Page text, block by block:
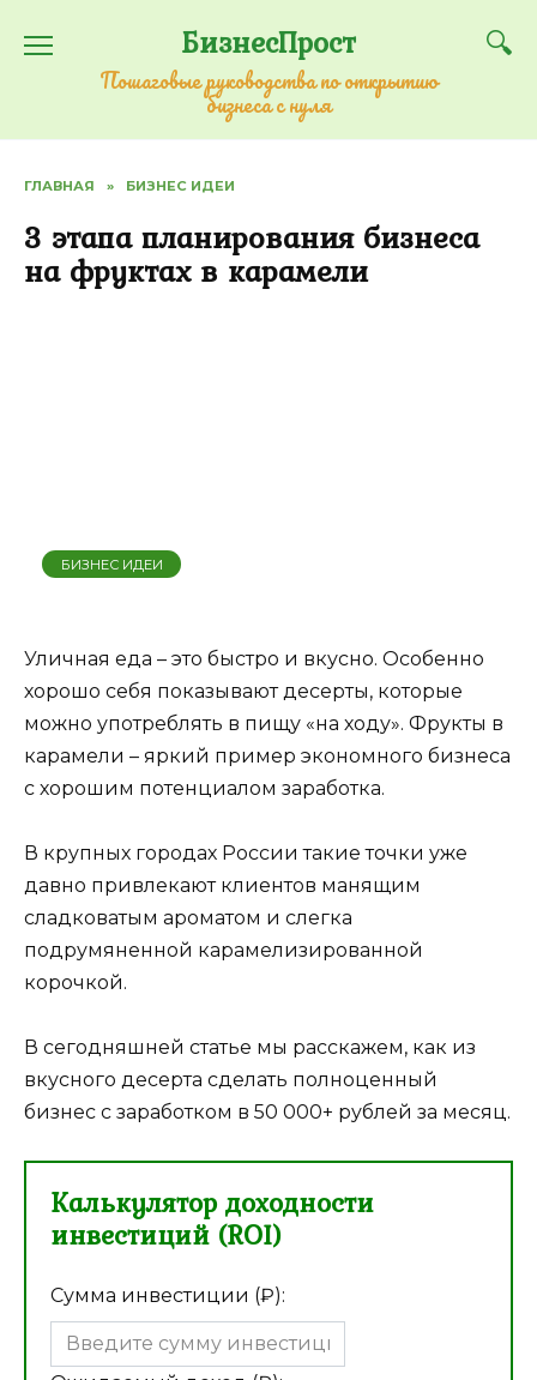
содержанию
БизнесПрост
Пошаговые руководства по открытию
бизнеса с нуля
ГЛАВНАЯ » БИЗНЕС ИДЕИ
3 этапа планирования бизнеса
на фруктах в карамели
БИЗНЕС ИДЕИ
Уличная еда – это быстро и вкусно. Особенно
хорошо себя показывают десерты, которые
можно употреблять в пищу «на ходу». Фрукты в
карамели – яркий пример экономного бизнеса
с хорошим потенциалом заработка.
В крупных городах России такие точки уже
давно привлекают клиентов манящим
сладковатым ароматом и слегка
подрумяненной карамелизированной
корочкой.
В сегодняшней статье мы расскажем, как из
вкусного десерта сделать полноценный
бизнес с заработком в 50 000+ рублей за месяц.
Калькулятор доходности
инвестиций (ROI)
Сумма инвестиции (₽):